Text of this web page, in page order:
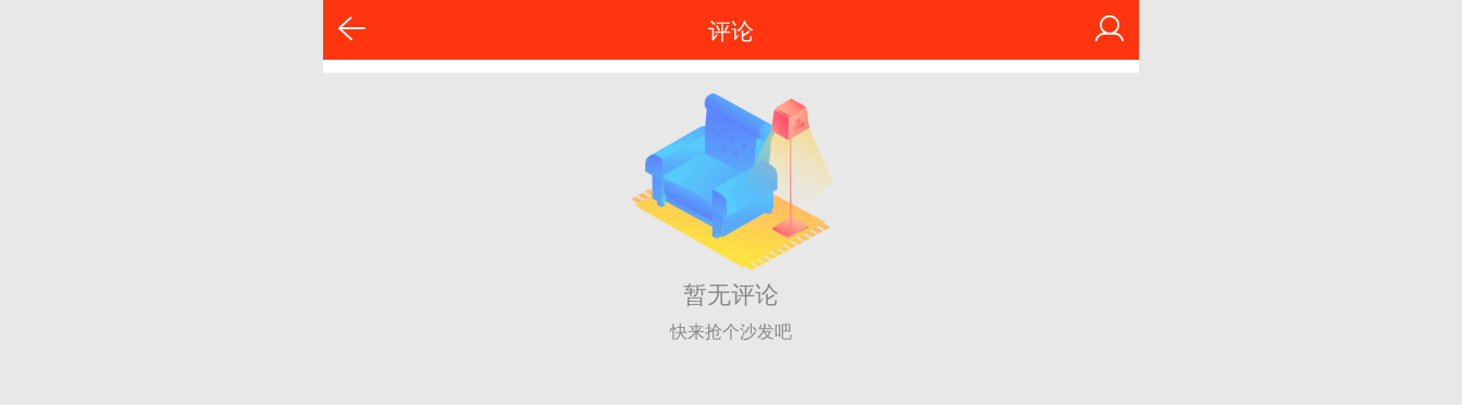
评论
暂无评论
快来抢个沙发吧